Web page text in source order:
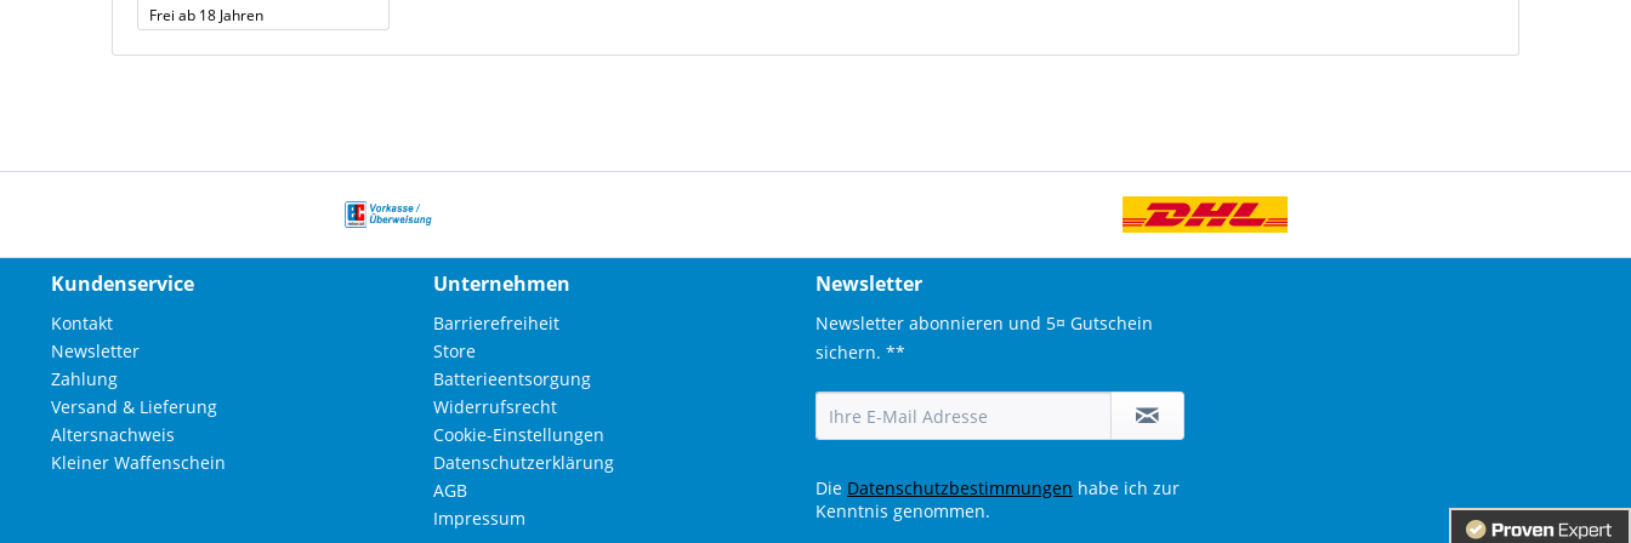
Frei ab 18 Jahren
Kundenservice
Kontakt
Newsletter
Zahlung
Versand & Lieferung
Altersnachweis
Kleiner Waffenschein
Unternehmen
Barrierefreiheit
Store
Batterieentsorgung
Widerrufsrecht
Cookie-Einstellungen
Datenschutzerklärung
AGB
Impressum
Newsletter
Newsletter abonnieren und 5¤ Gutschein
sichern. **
Die Datenschutzbestimmungen habe ich zur
Kenntnis genommen.